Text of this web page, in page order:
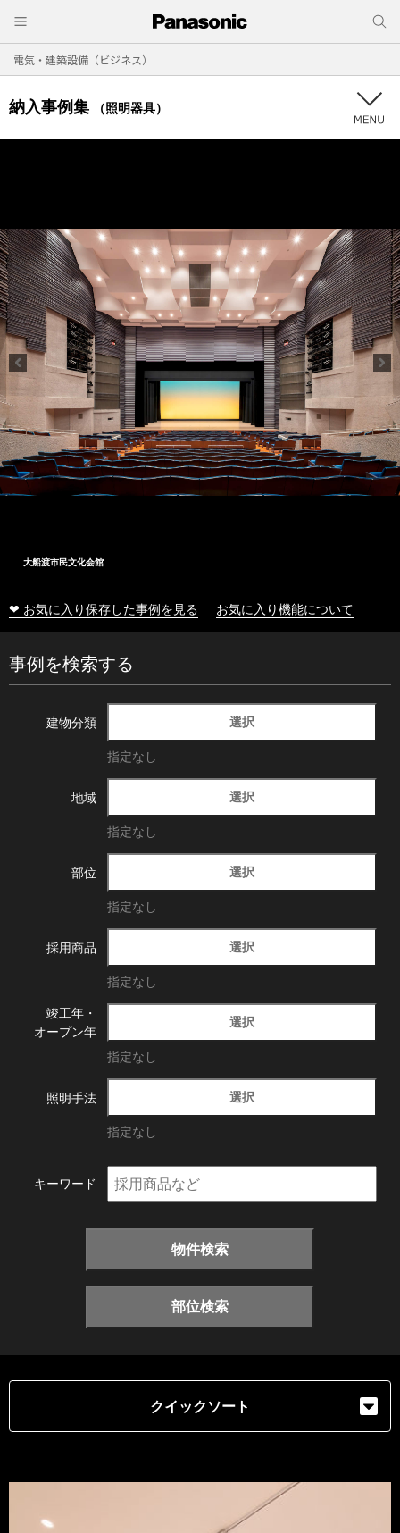
電気・建築設備（ビジネス）
納入事例集 （照明器具）
大船渡市民文化会館
❤ お気に入り保存した事例を見る お気に入り機能について
事例を検索する
建物分類 選択
指定なし
地域 選択
指定なし
部位 選択
指定なし
採用商品 選択
指定なし
竣工年・
オープン年
選択
指定なし
照明手法 選択
指定なし
キーワード
物件検索
部位検索
クイックソート